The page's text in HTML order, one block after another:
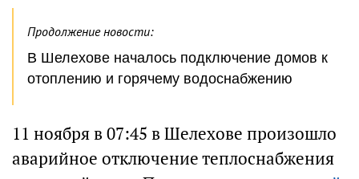
Продолжение новости:
В Шелехове началось подключение домов к
отоплению и горячему водоснабжению
11 ноября в 07:45 в Шелехове произошло
аварийное отключение теплоснабжения